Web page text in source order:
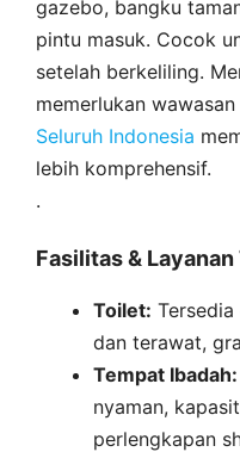
gazebo, bangku
pintu masuk. Cocok
setelah berkeliling.
memerlukan
Seluruh Indonesia
lebih komprehensif.
.
Fasilitas &
Toilet:
dan terawat,
Tempat Ibadah:
nyaman,
perlengkapan